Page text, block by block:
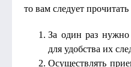
то вам следует
За один раз
для удобства их
Осуществлять